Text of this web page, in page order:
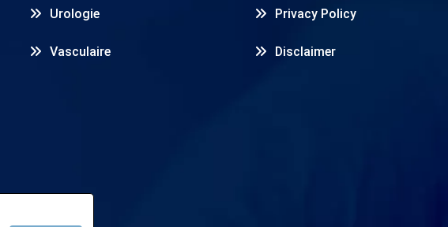
Urologie
Vasculaire
Privacy Policy
Disclaimer